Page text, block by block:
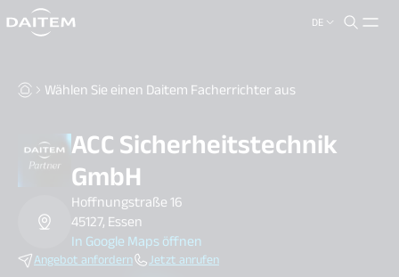
DE
search.label
Wählen Sie einen Daitem Facherrichter aus
ACC Sicherheitstechnik
GmbH
Hoffnungstraße 16
45127, Essen
In Google Maps öffnen
Angebot anfordern Jetzt anrufen